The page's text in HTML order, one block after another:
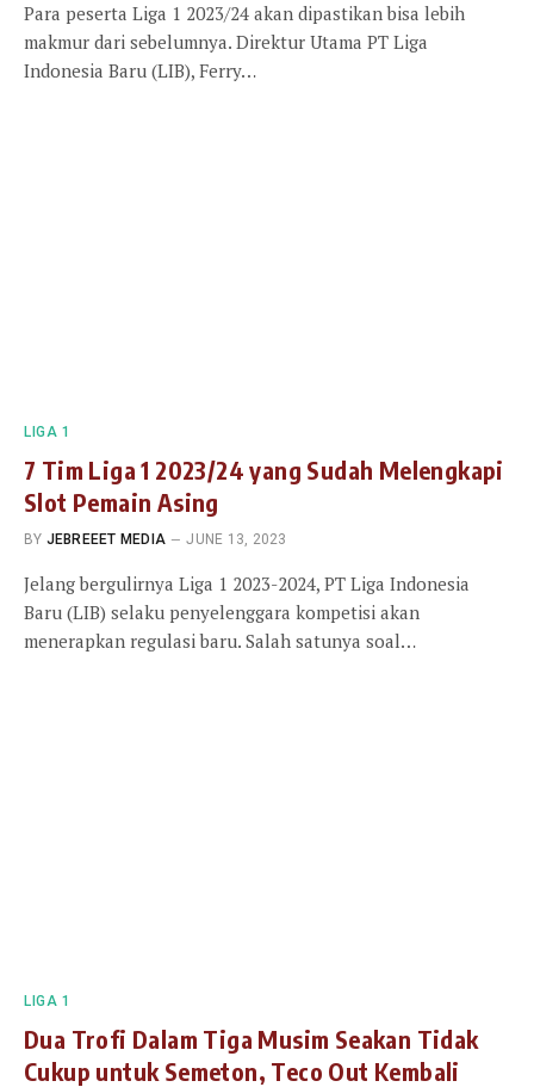
Para peserta Liga 1 2023/24 akan dipastikan bisa lebih
makmur dari sebelumnya. Direktur Utama PT Liga
Indonesia Baru (LIB), Ferry…
LIGA 1
7 Tim Liga 1 2023/24 yang Sudah Melengkapi
Slot Pemain Asing
BY JEBREEET MEDIA JUNE 13, 2023
Jelang bergulirnya Liga 1 2023-2024, PT Liga Indonesia
Baru (LIB) selaku penyelenggara kompetisi akan
menerapkan regulasi baru. Salah satunya soal…
LIGA 1
Dua Trofi Dalam Tiga Musim Seakan Tidak
Cukup untuk Semeton, Teco Out Kembali